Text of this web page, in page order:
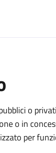
o
o in
per